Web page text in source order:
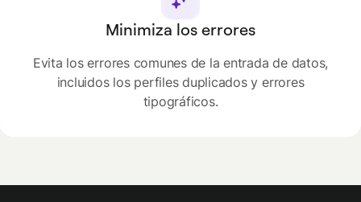
Minimiza los errores
Evita los errores comunes de la entrada de datos,
incluidos los perfiles duplicados y errores
tipográficos.